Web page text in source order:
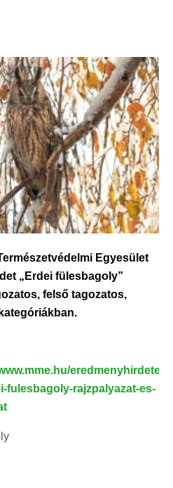
Egyesület
„Erdei fülesbagoly”
felső tagozatos,
eredmenyhirdetes-
fulesbagoly-rajzpalyazat-es-